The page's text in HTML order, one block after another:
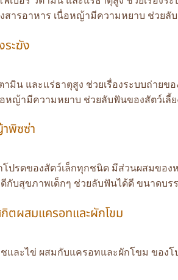
รอาหาร เนื่อหญ้ามีความหยาบ ช่วยลับ
ะฆัง
น และแร่ธาตุสูง ช่วยเรื่องระบบถ่ายข
หญ้ามีความหยาบ ช่วยลับฟันของสัตว์เลี้
พิซซ่า
รดของสัตว์เล็กทุกชนิด มีส่วนผสมของ
กับสุขภาพเด็กๆ ช่วยลับฟันได้ดี ขนาดบร
ตผสมแครอทและผักโขม
ะไข่ ผสมกับแครอทและผักโขม ของโ